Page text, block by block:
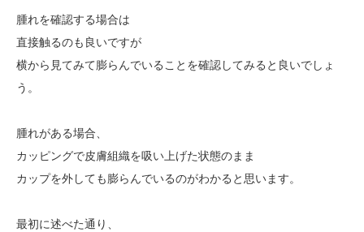
腫れを確認する場合は
直接触るのも良いですが
横から見てみて膨らんでいることを確認してみると良いでしょ
う。
腫れがある場合、
カッピングで皮膚組織を吸い上げた状態のまま
カップを外しても膨らんでいるのがわかると思います。
最初に述べた通り、